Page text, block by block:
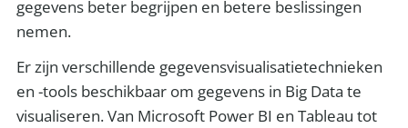
gegevens beter begrijpen en betere beslissingen
nemen.
Er zijn verschillende gegevensvisualisatietechnieken
en -tools beschikbaar om gegevens in Big Data te
visualiseren. Van Microsoft Power BI en Tableau tot